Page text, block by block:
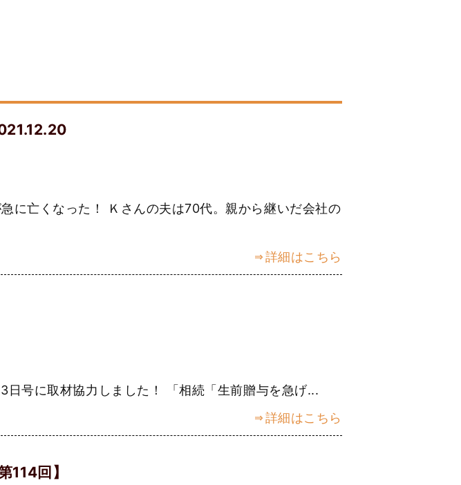
に亡くなった！ Ｋさんの夫は70代。親から継いだ会社の
詳細はこちら
日号に取材協力しました！ 「相続「生前贈与を急げ...
詳細はこちら
回】